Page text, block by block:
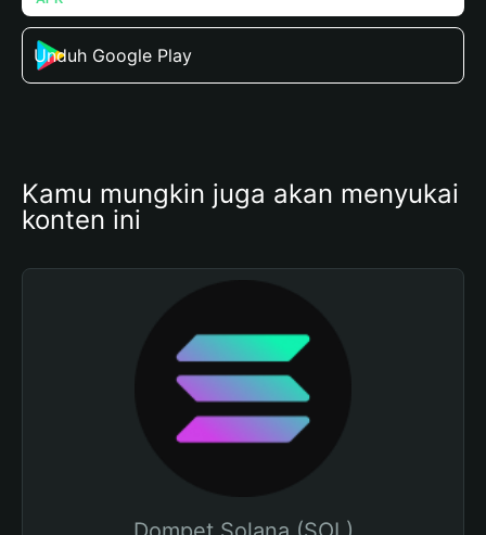
Unduh Google Play
Kamu mungkin juga akan menyukai
konten ini